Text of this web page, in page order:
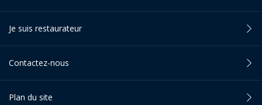
Je suis restaurateur
Contactez-nous
Plan du site